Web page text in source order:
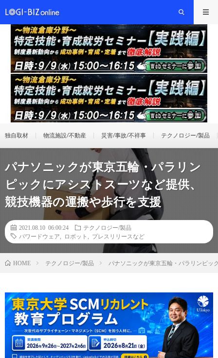
独自取材 物流施設/不動産 災害/事故/不祥事 テクノロジー/製品
パナソニックが東京五輪・パラリン
ピックにアシストスーツなど提供、
競技機器の運搬や歩行を支援
2021.08.10 06:00:24
テクノロジー/製品
パワードウェア
ロボット プレスリリースなど
HOME テクノロジー/製品 パナソニックが東京五輪・パラリンピッ